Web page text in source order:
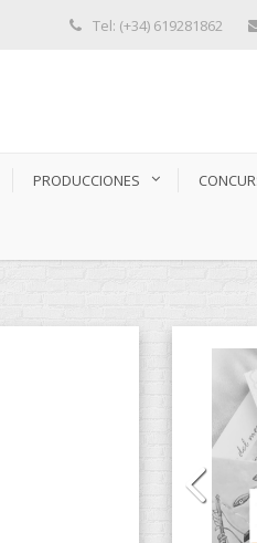
Tel: (+34) 619281862
PRODUCCIONES